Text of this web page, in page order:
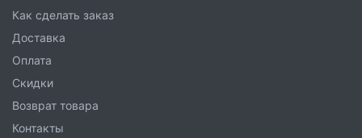
Как сделать заказ
Доставка
Оплата
Скидки
Возврат товара
Контакты